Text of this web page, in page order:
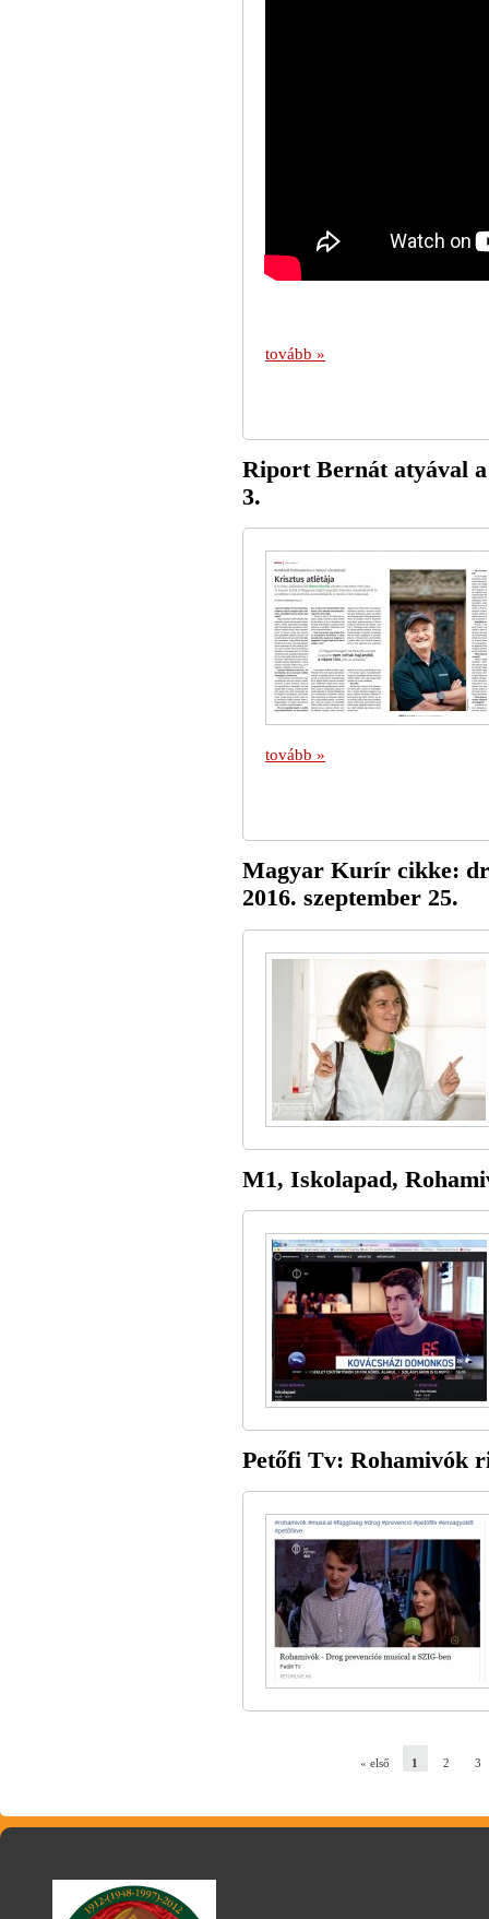
tovább »
Riport Bernát atyával
3.
tovább »
Magyar Kurír cikke:
2016. szeptember 25.
M1, Iskolapad,
Petőfi Tv: Rohamivók
« első 1 2 3